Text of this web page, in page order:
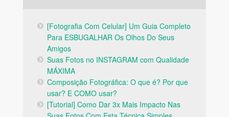
[Fotografia Com Celular] Um Guia Completo
Para ESBUGALHAR Os Olhos Do Seus
Amigos
Suas Fotos no INSTAGRAM com Qualidade
MÁXIMA
Composição Fotográfica: O que é? Por que
usar? E COMO usar?
[Tutorial] Como Dar 3x Mais Impacto Nas